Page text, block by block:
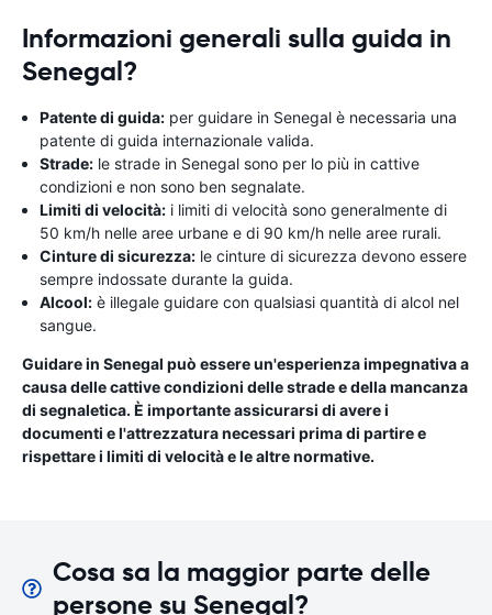
Informazioni generali sulla guida in
Senegal?
Patente di guida: per guidare in Senegal è necessaria una
patente di guida internazionale valida.
Strade: le strade in Senegal sono per lo più in cattive
condizioni e non sono ben segnalate.
Limiti di velocità: i limiti di velocità sono generalmente di
50 km/h nelle aree urbane e di 90 km/h nelle aree rurali.
Cinture di sicurezza: le cinture di sicurezza devono essere
sempre indossate durante la guida.
Alcool: è illegale guidare con qualsiasi quantità di alcol nel
sangue.
Guidare in Senegal può essere un'esperienza impegnativa a
causa delle cattive condizioni delle strade e della mancanza
di segnaletica. È importante assicurarsi di avere i
documenti e l'attrezzatura necessari prima di partire e
rispettare i limiti di velocità e le altre normative.
Cosa sa la maggior parte delle
persone su Senegal?